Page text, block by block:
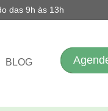
das 9h às 13h
BLOG